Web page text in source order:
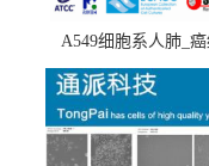
A549细胞系人肺_
(A549细胞)